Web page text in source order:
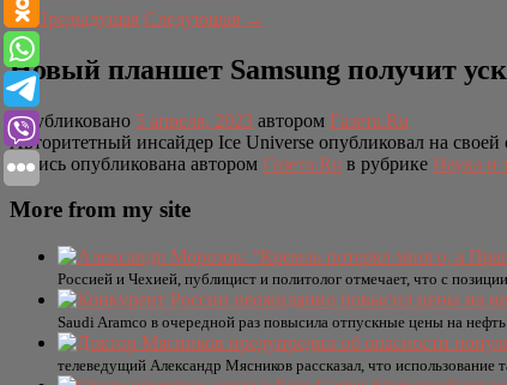
←Предыдущая Следующая →
Новый планшет Samsung получит
Опубликовано 5 апреля, 2023 автором Газета.Ru
Авторитетный инсайдер Ice Universe опубликовал на
Запись опубликована автором Газета.Ru в рубрике Наука и
More from my site
Россией и Чехией, публицист и политолог отмечает, что с
Saudi Aramco в очередной раз повысила отпускные цены на
телеведущий Александр Мясников рассказал, что